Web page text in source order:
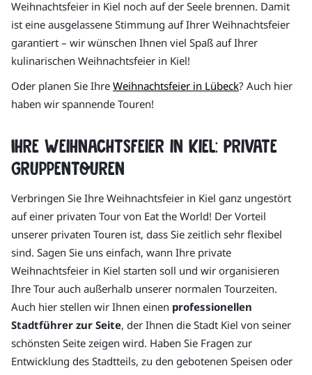
Weihnachtsfeier in Kiel noch auf der Seele brennen. Damit
ist eine ausgelassene Stimmung auf Ihrer Weihnachtsfeier
garantiert – wir wünschen Ihnen viel Spaß auf Ihrer
kulinarischen Weihnachtsfeier in Kiel!
Oder planen Sie Ihre Weihnachtsfeier in Lübeck? Auch hier
haben wir spannende Touren!
Ihre Weihnachtsfeier in Kiel: Private
Gruppentouren
Verbringen Sie Ihre Weihnachtsfeier in Kiel ganz ungestört
auf einer privaten Tour von Eat the World! Der Vorteil
unserer privaten Touren ist, dass Sie zeitlich sehr flexibel
sind. Sagen Sie uns einfach, wann Ihre private
Weihnachtsfeier in Kiel starten soll und wir organisieren
Ihre Tour auch außerhalb unserer normalen Tourzeiten.
Auch hier stellen wir Ihnen einen professionellen
Stadtführer zur Seite, der Ihnen die Stadt Kiel von seiner
schönsten Seite zeigen wird. Haben Sie Fragen zur
Entwicklung des Stadtteils, zu den gebotenen Speisen oder